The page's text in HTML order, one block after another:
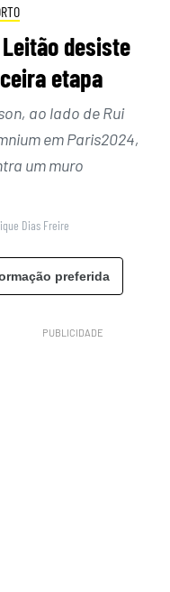
desiste
etapa
ao lado de Rui
em Paris2024,
um muro
Dias Freire
preferida